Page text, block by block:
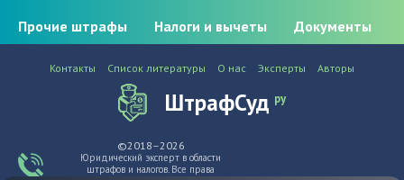
Прочие штрафы
Налоги и вычеты Документы
ШтрафСуд ру
Контакты Список литературы О нас Эксперты Авторы
©2018–2026
Юридический эксперт в области
штрафов и налогов. Все права